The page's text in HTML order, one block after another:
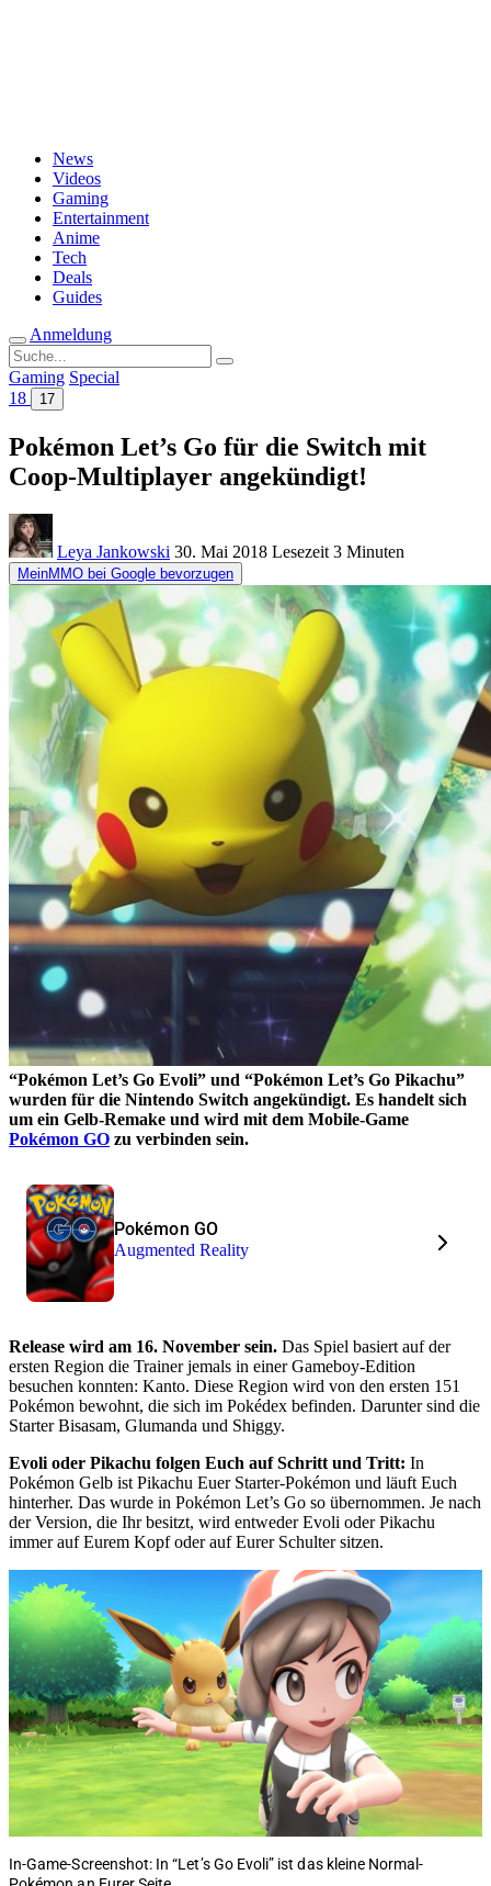
News
Videos
Gaming
Entertainment
Anime
Tech
Deals
Guides
Anmeldung
Suche
nach:
Gaming Special
18
17
Pokémon Let’s Go für die Switch mit
Coop-Multiplayer angekündigt!
Leya Jankowski 30. Mai 2018 Lesezeit 3 Minuten
MeinMMO bei Google bevorzugen
“Pokémon Let’s Go Evoli” und “Pokémon Let’s Go Pikachu”
wurden für die Nintendo Switch angekündigt. Es handelt sich
um ein Gelb-Remake und wird mit dem Mobile-Game
Pokémon GO zu verbinden sein.
Pokémon GO
Augmented Reality
Release wird am 16. November sein. Das Spiel basiert auf der
ersten Region die Trainer jemals in einer Gameboy-Edition
besuchen konnten: Kanto. Diese Region wird von den ersten 151
Pokémon bewohnt, die sich im Pokédex befinden. Darunter sind die
Starter Bisasam, Glumanda und Shiggy.
Evoli oder Pikachu folgen Euch auf Schritt und Tritt: In
Pokémon Gelb ist Pikachu Euer Starter-Pokémon und läuft Euch
hinterher. Das wurde in Pokémon Let’s Go so übernommen. Je nach
der Version, die Ihr besitzt, wird entweder Evoli oder Pikachu
immer auf Eurem Kopf oder auf Eurer Schulter sitzen.
In-Game-Screenshot: In “Let’s Go Evoli” ist das kleine Normal-